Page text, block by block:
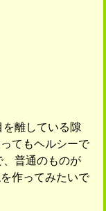
離している隙
てもヘルシーで
、普通のものが
作ってみたいで